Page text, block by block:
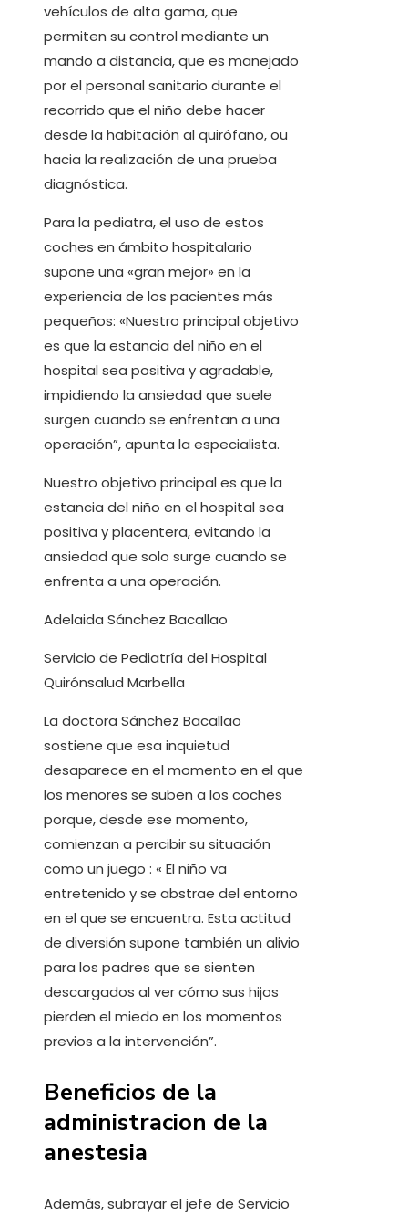
vehículos de alta gama, que
permiten su control mediante un
mando a distancia, que es manejado
por el personal sanitario durante el
recorrido que el niño debe hacer
desde la habitación al quirófano, ou
hacia la realización de una prueba
diagnóstica.
Para la pediatra, el uso de estos
coches en ámbito hospitalario
supone una «gran mejor» en la
experiencia de los pacientes más
pequeños: «Nuestro principal objetivo
es que la estancia del niño en el
hospital sea positiva y agradable,
impidiendo la ansiedad que suele
surgen cuando se enfrentan a una
operación”, apunta la especialista.
Nuestro objetivo principal es que la
estancia del niño en el hospital sea
positiva y placentera, evitando la
ansiedad que solo surge cuando se
enfrenta a una operación.
Adelaida Sánchez Bacallao
Servicio de Pediatría del Hospital
Quirónsalud Marbella
La doctora Sánchez Bacallao
sostiene que esa inquietud
desaparece en el momento en el que
los menores se suben a los coches
porque, desde ese momento,
comienzan a percibir su situación
como un juego : « El niño va
entretenido y se abstrae del entorno
en el que se encuentra. Esta actitud
de diversión supone también un alivio
para los padres que se sienten
descargados al ver cómo sus hijos
pierden el miedo en los momentos
previos a la intervención”.
Beneficios de la
administracion de la
anestesia
Además, subrayar el jefe de Servicio